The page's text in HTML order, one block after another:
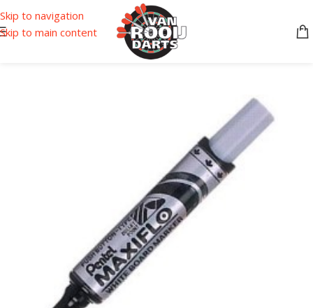
Skip to navigation
Skip to main content